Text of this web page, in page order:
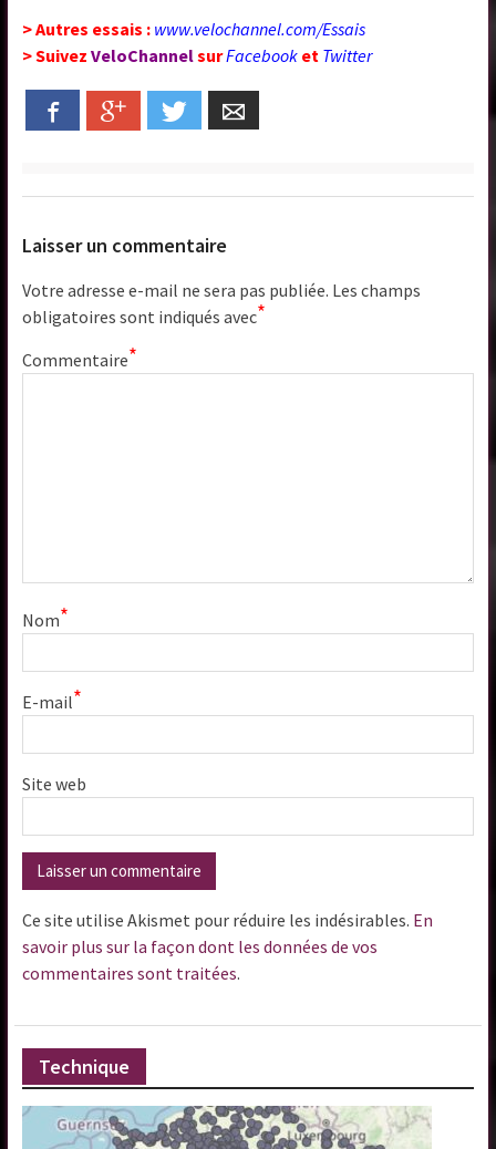
> Autres essais : www.velochannel.com/Essais
> Suivez VeloChannelsurFacebook et Twitter
Facebook Google+ Twitter
Laisser un commentaire
Votre adresse e-mail ne sera pas publiée. Les champs
obligatoires sont indiqués avec*
Commentaire*
Nom*
E-mail*
Site web
Ce site utilise Akismet pour réduire les indésirables. En
savoir plus sur la façon dont les données de vos
commentaires sont traitées.
Technique